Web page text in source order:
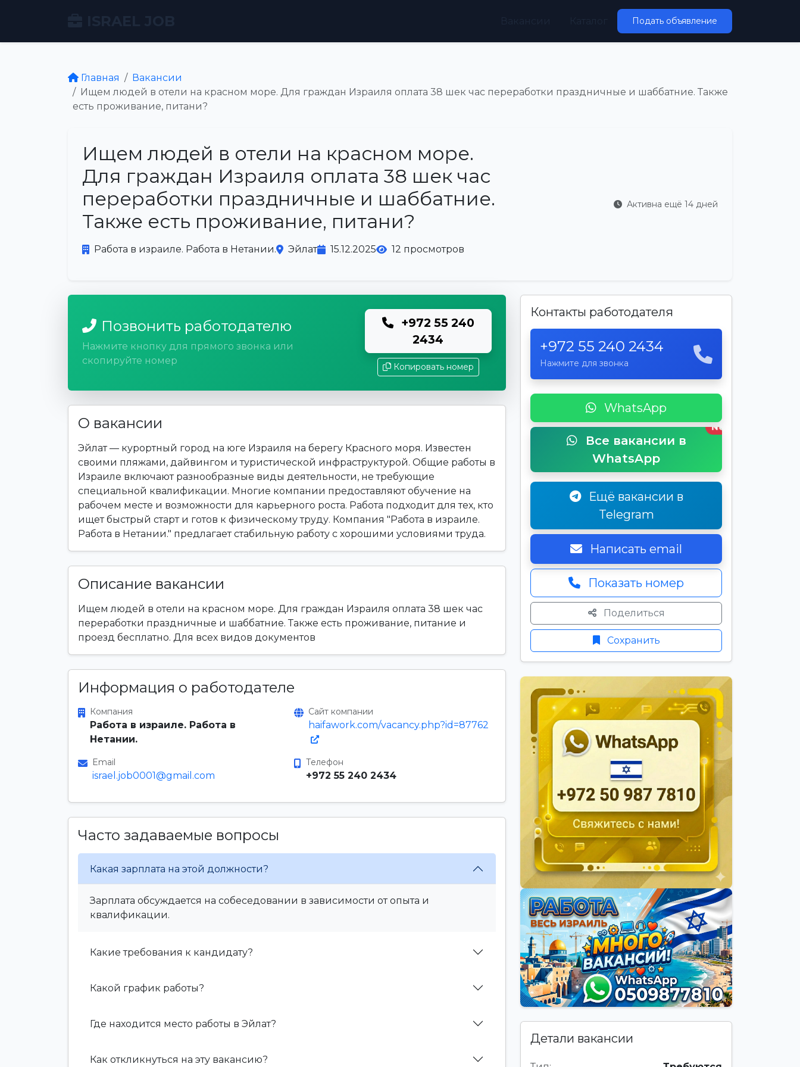
Подать объявление
Главная
Вакансии
Ищем людей в отели на красном море. Для граждан Израиля оплата 38 шек час переработки праздничные и шаббатние. Также
есть проживание, питани?
Ищем людей в отели на красном море.
Для граждан Израиля оплата 38 шек час
переработки праздничные и шаббатние.
Также есть проживание, питани?
Работа в израиле. Работа в Нетании. Эйлат 15.12.2025 12 просмотров
Активна ещё 14 дней
Позвонить работодателю
Нажмите кнопку для прямого звонка или
скопируйте номер
+972 55 240
2434
Копировать номер
О вакансии
Эйлат — курортный город на юге Израиля на берегу Красного моря. Известен
своими пляжами, дайвингом и туристической инфраструктурой. Общие работы в
Израиле включают разнообразные виды деятельности, не требующие
специальной квалификации. Многие компании предоставляют обучение на
рабочем месте и возможности для карьерного роста. Работа подходит для тех, кто
ищет быстрый старт и готов к физическому труду. Компания "Работа в израиле.
Работа в Нетании." предлагает стабильную работу с хорошими условиями труда.
Описание вакансии
Ищем людей в отели на красном море. Для граждан Израиля оплата 38 шек час
переработки праздничные и шаббатние. Также есть проживание, питание и
проезд бесплатно. Для всех видов документов
Информация о работодателе
Компания
Работа в израиле. Работа в
Нетании.
Сайт компании
haifawork.com/vacancy.php?id=87762
Email
israel.job0001@gmail.com
Телефон
+972 55 240 2434
Часто задаваемые вопросы
Какая зарплата на этой должности?
Зарплата обсуждается на собеседовании в зависимости от опыта и
квалификации.
Какие требования к кандидату?
Какой график работы?
Где находится место работы в Эйлат?
Как откликнуться на эту вакансию?
Контакты работодателя
+972 55 240 2434
Нажмите для звонка
WhatsApp
Все вакансии в
WhatsApp
New
Ещё вакансии в
Telegram
Написать email
Показать номер
Поделиться
Сохранить
Детали вакансии